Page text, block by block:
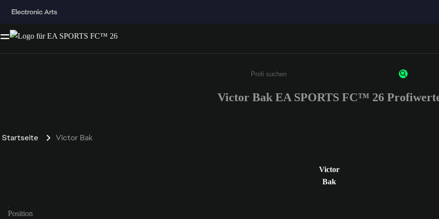
Gib mindestens 3 Zeichen oder Ziffern ein
Victor Bak EA SPORTS FC™ 26
Startseite Victor Bak
Victor
Bak
Position